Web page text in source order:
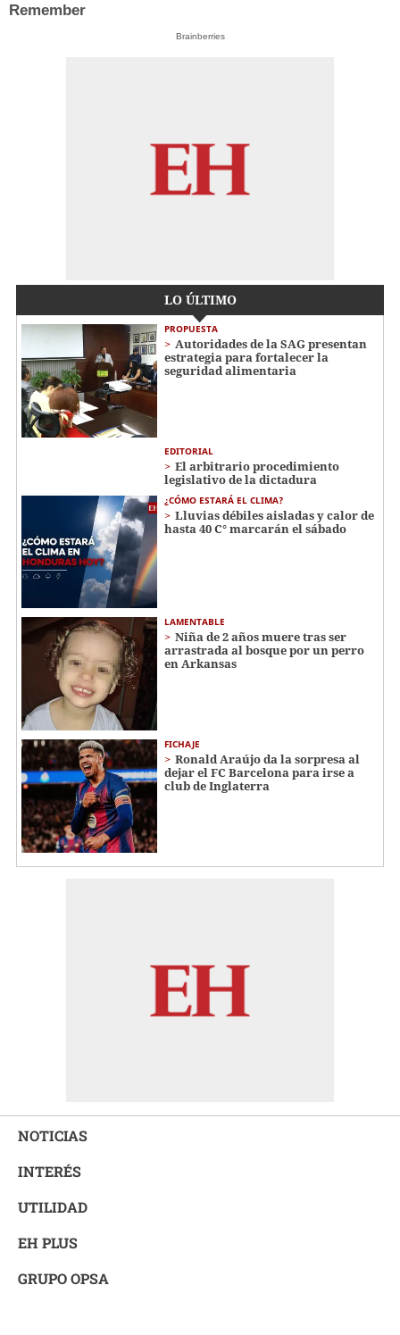
Remember
Brainberries
LO ÚLTIMO
PROPUESTA
Autoridades de la SAG presentan
estrategia para fortalecer la
seguridad alimentaria
EDITORIAL
El arbitrario procedimiento
legislativo de la dictadura
¿CÓMO ESTARÁ EL CLIMA?
Lluvias débiles aisladas y calor de
hasta 40 C° marcarán el sábado
LAMENTABLE
Niña de 2 años muere tras ser
arrastrada al bosque por un perro
en Arkansas
FICHAJE
Ronald Araújo da la sorpresa al
dejar el FC Barcelona para irse a
club de Inglaterra
NOTICIAS
INTERÉS
UTILIDAD
EH PLUS
GRUPO OPSA